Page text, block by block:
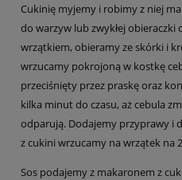
Cukinię myjemy i robimy z niej
do warzyw lub zwykłej
wrzątkiem, obieramy ze skórki i
wrzucamy pokrojoną w kostkę
przeciśnięty przez praskę oraz
kilka minut do czasu, aż cebula
odparują. Dodajemy przyprawy i
z cukini wrzucamy na wrzątek na
Sos podajemy z makaronem z